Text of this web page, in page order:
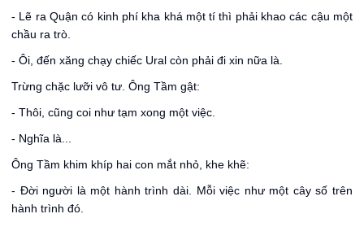
- Lẽ ra Quận có kinh phí kha khá một tí thì phải khao các cậu một
chầu ra trò.
- Ôi, đến xăng chạy chiếc Ural còn phải đi xin nữa là.
Trừng chặc lưỡi vô tư. Ông Tầm gật:
- Thôi, cũng coi như tạm xong một việc.
- Nghĩa là...
Ông Tầm khim khíp hai con mắt nhỏ, khe khẽ:
- Đời người là một hành trình dài. Mỗi việc như một cây số trên
hành trình đó.